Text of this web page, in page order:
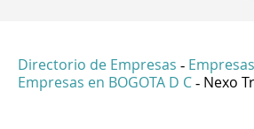
Directorio de Empresas -
Empresas en BOGOTA D C - Nexo